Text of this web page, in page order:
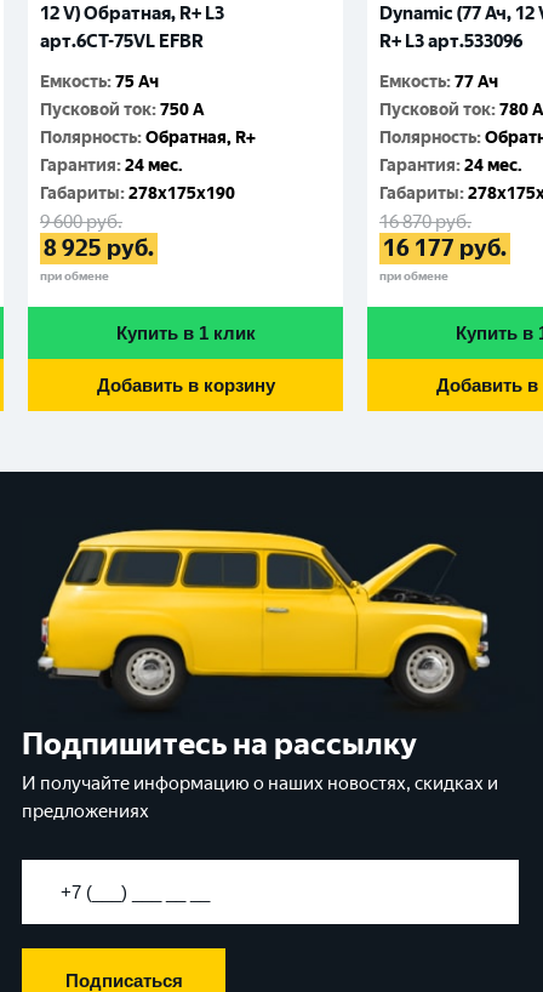
12 V) Обратная, R+ L3
арт.6СТ-75VL EFBR
Емкость:75 Ач
Пусковой ток:750 A
Полярность:Обратная, R+
Гарантия:24 мес.
Габариты:278x175x190
9 600руб.
8 925 руб.
при обмене
Купить в 1 клик
Добавить в корзину
Dynamic (77 Ач,
R+ L3 арт.533096
Емкость:77 Ач
Пусковой ток:780 A
Полярность:
Гарантия:24 мес.
Габариты:
16 870руб.
16 177 руб.
при обмене
Купить в
Добавить в
Подпишитесь на рассылку
И получайте информацию о наших новостях, скидках и
предложениях
Подписаться